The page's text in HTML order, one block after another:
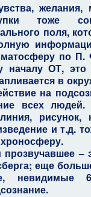
желания,
тоже
поля,
по П.
началу ОТ, это
в
на
всех людей.
рисунок,
и т.д.
–
еще
невидимые